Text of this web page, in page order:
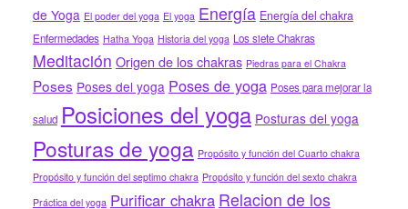
de Yoga El poder del yoga El yoga Energía Energía del chakra
Enfermedades Hatha Yoga Historia del yoga Los siete Chakras
Meditación Origen de los chakras Piedras para el Chakra
Poses Poses del yoga Poses de yoga Poses para mejorar la
salud Posiciones del yoga Posturas del yoga
Posturas de yoga Propósito y función del Cuarto chakra
Propósito y función del septimo chakra Propósito y función del sexto chakra
Práctica del yoga Purificar chakra Relacion de los